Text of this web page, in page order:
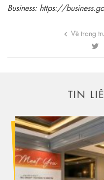
Business: https://
Về trang
TIN